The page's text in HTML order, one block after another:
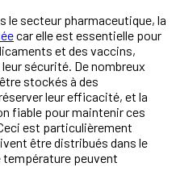
le secteur pharmaceutique, la
car elle est essentielle pour
et des vaccins,
sécurité. De nombreux
stockés à des
leur efficacité, et la
fiable pour maintenir ces
est particulièrement
être distribués dans le
température peuvent